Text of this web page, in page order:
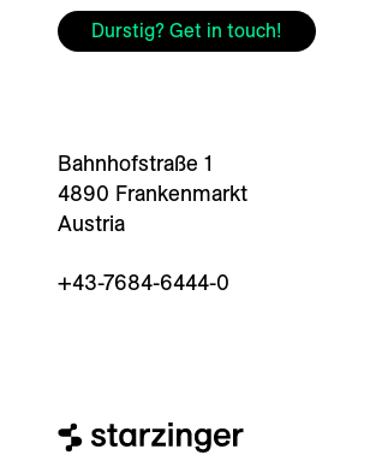
Durstig? Get in touch!
Bahnhofstraße 1
4890 Frankenmarkt
Austria
+43-7684-6444-0